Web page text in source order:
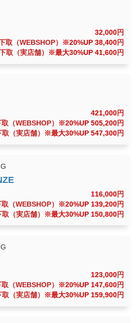
32,000円
取（WEBSHOP）
※20%UP 38,400円
取（実店舗）
※最大30%UP 41,600円
421,000円
（WEBSHOP）
※20%UP 505,200円
（実店舗）
※最大30%UP 547,300円
116,000円
（WEBSHOP）
※20%UP 139,200円
（実店舗）
※最大30%UP 150,800円
123,000円
（WEBSHOP）
※20%UP 147,600円
（実店舗）
※最大30%UP 159,900円